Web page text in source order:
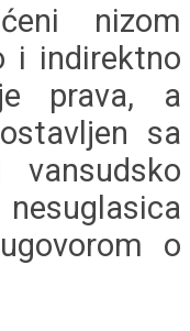
nizom
i indirektno
prava, a
sa
nesuglasica
o